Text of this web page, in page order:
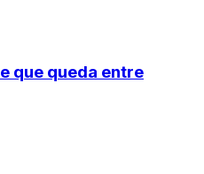
que queda entre